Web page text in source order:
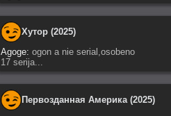
Хутор (2025)
Agoge: ogon a nie serial,osobeno
17 serija...
Первозданная Америка (2025)